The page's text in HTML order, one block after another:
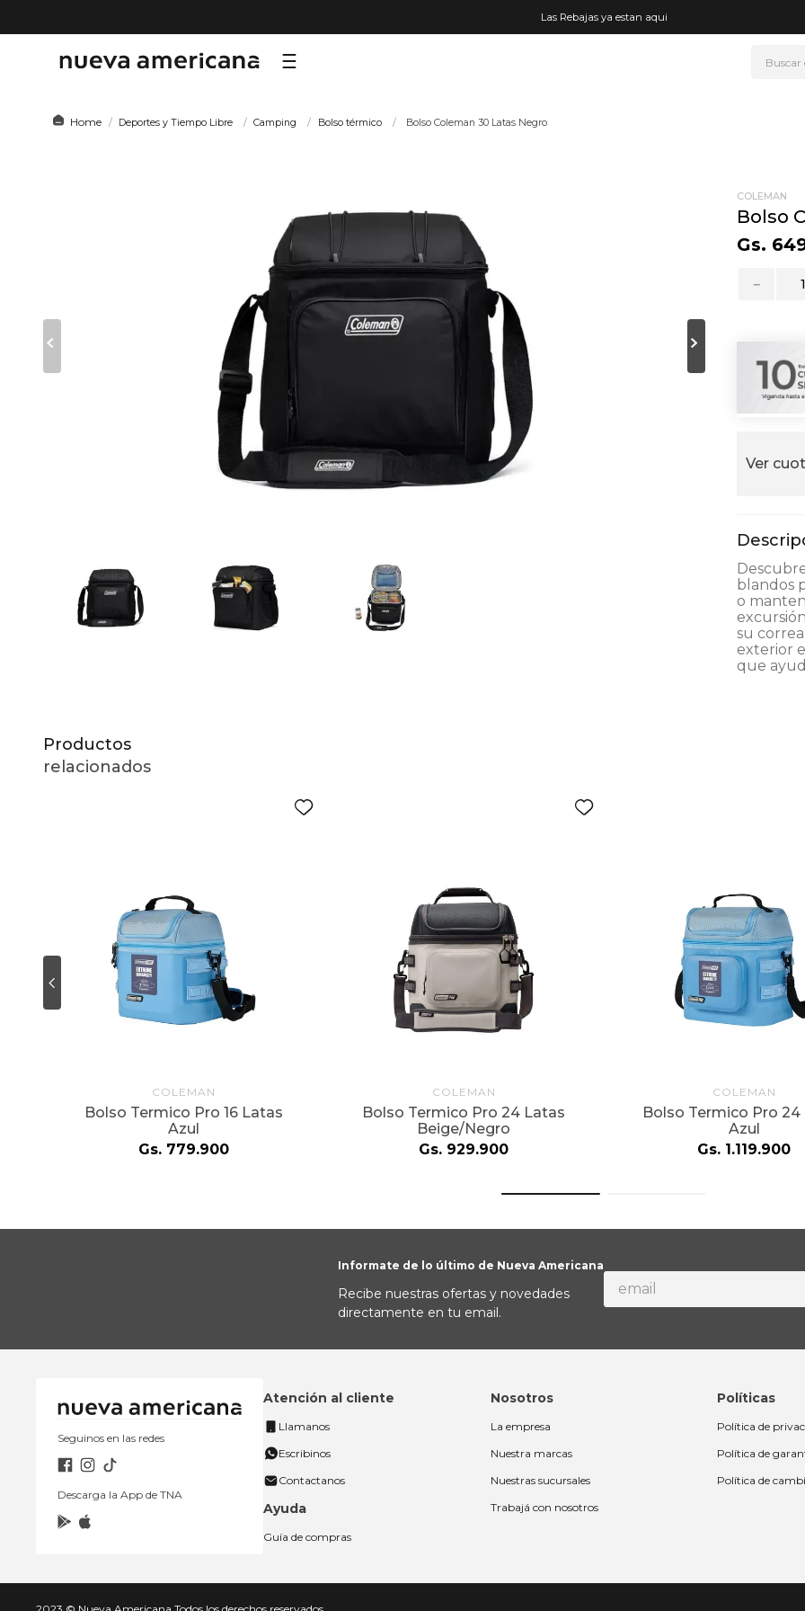
Las Rebajas ya estan aqui
5.
hot wheels
7.
organizador
Deportes y Tiempo Libre Camping Bolso térmico Bolso Coleman 30 Latas Negro
COLEMAN
Bolso
Gs.
－
Ver
blandos
o
su
exterior
que
Productos
relacionados
COLEMAN
Bolso Termico Pro 16 Latas
Azul
Gs. 779.900
COLEMAN
Bolso Termico Pro 24 Latas
Beige/Negro
Gs. 929.900
COLEMAN
Bolso Termico Pro 24
Azul
Gs. 1.119.900
Informate de lo último de Nueva Americana
Recibe nuestras ofertas y novedades
directamente en tu email.
Seguinos en las redes
Descarga la App de TNA
Atención al cliente
Llamanos
Escribinos
Contactanos
Ayuda
Guía de compras
Nosotros
La empresa
Nuestra marcas
Nuestras sucursales
Trabajá con nosotros
Políticas
Política de
Política de
Política de